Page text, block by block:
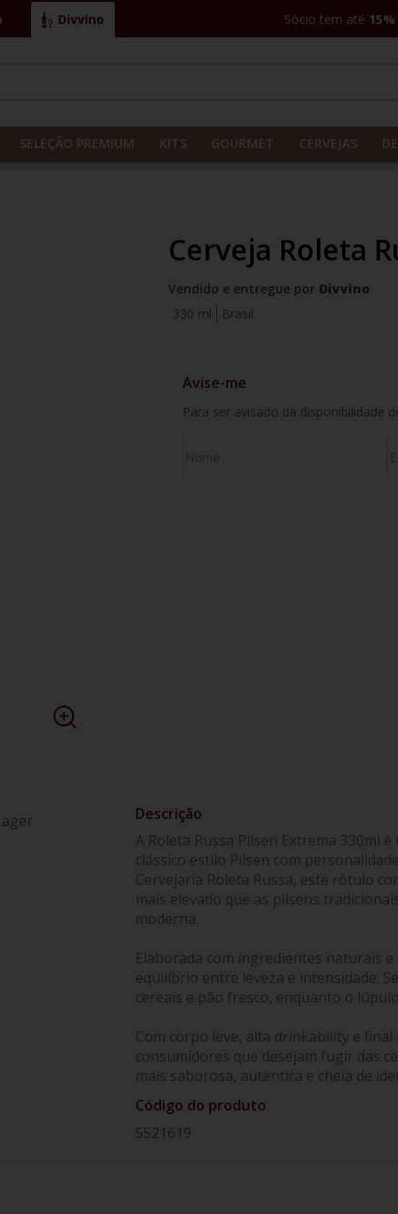
Divvino Sócio tem até
SELEÇÃO PREMIUM KITS GOURMET CERVEJAS
Cerveja Roleta
Vendido e entregue por Divvino
330 ml
Brasil
Avise-me
Para ser avisado da disponibilidade
A Roleta Russa Pilsen Extrema 330ml
clássico estilo Pilsen com
Cervejaria Roleta Russa, este rótulo
mais elevado que as pilsens
moderna.
Elaborada com ingredientes naturais
equilíbrio entre leveza e intensidade.
cereais e pão fresco, enquanto o
Com corpo leve, alta drinkability e
consumidores que desejam fugir das
mais saborosa, autêntica e cheia de
Código do produto
5521619